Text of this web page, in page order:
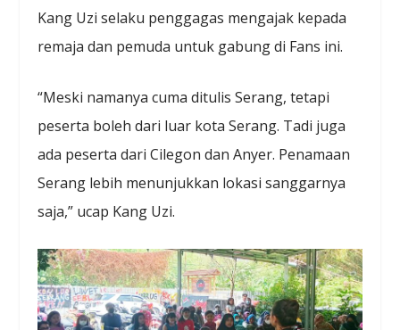
Kang Uzi selaku penggagas mengajak kepada
remaja dan pemuda untuk gabung di Fans ini.
“Meski namanya cuma ditulis Serang, tetapi
peserta boleh dari luar kota Serang. Tadi juga
ada peserta dari Cilegon dan Anyer. Penamaan
Serang lebih menunjukkan lokasi sanggarnya
saja,” ucap Kang Uzi.